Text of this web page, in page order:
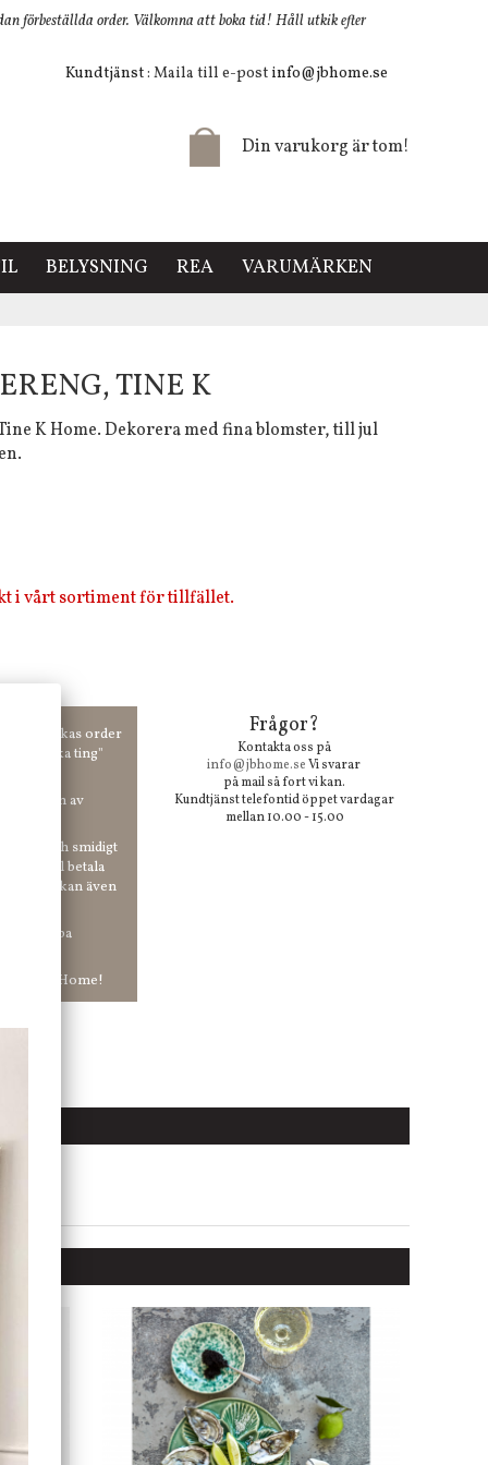
förbeställda order. Välkomna att boka tid! Håll utkik efter
Kundtjänst: Maila till e-post info@jbhome.se
Din varukorg är tom!
BELYSNING REA VARUMÄRKEN
TINE K
K Home. Dekorera med fina blomster, till jul
i vårt sortiment för tillfället.
kr skickas order
"unika ting"
anmälan av
och smidigt
du vill betala
Och du kan även
ha snabba
hos Jb Home!
Frågor?
Kontakta oss på
info@jbhome.seVi svarar
på mail så fort vi kan.
Kundtjänst telefontid öppet vardagar
mellan 10.00 - 15.00